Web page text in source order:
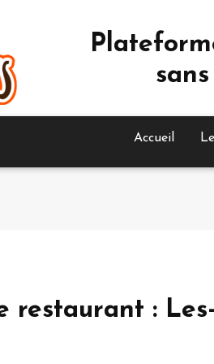
Accueil
restaurant :